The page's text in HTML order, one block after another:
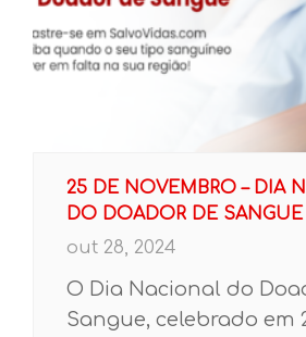
25 DE NOVEMBRO – DIA
DO DOADOR DE SANGUE
out 28, 2024
O Dia Nacional do
Sangue, celebrado em